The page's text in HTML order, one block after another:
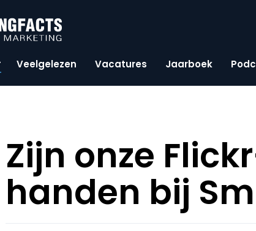
Veelgelezen Vacatures Jaarboek
Zijn onze
handen bij